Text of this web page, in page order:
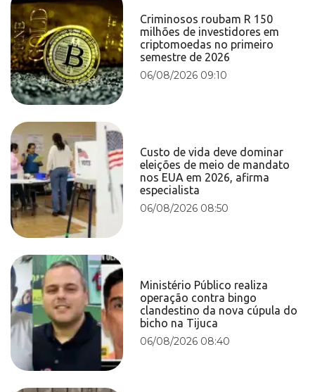
Criminosos roubam R 150
milhões de investidores em
criptomoedas no primeiro
semestre de 2026
06/08/2026 09:10
Custo de vida deve dominar
eleições de meio de mandato
nos EUA em 2026, afirma
especialista
06/08/2026 08:50
Ministério Público realiza
operação contra bingo
clandestino da nova cúpula do
bicho na Tijuca
06/08/2026 08:40